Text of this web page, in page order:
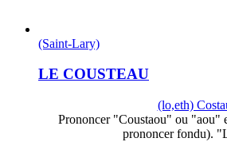
(Saint-Lary)
LE COUSTEAU
(lo,eth)
Prononcer "Coustaou" ou "aou"
prononcer fondu).